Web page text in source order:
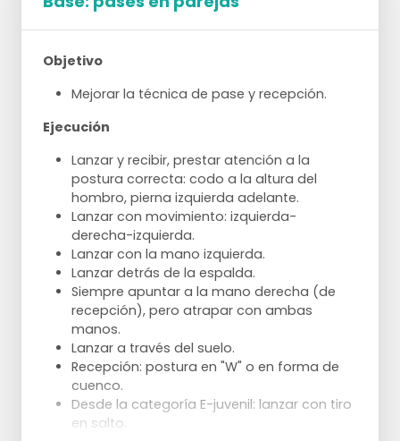
Objetivo
Mejorar la técnica de pase y recepción.
Ejecución
Lanzar y recibir, prestar atención a la
postura correcta: codo a la altura del
hombro, pierna izquierda adelante.
Lanzar con movimiento: izquierda-
derecha-izquierda.
Lanzar con la mano izquierda.
Lanzar detrás de la espalda.
Siempre apuntar a la mano derecha (de
recepción), pero atrapar con ambas
manos.
Lanzar a través del suelo.
Recepción: postura en "W" o en forma de
cuenco.
Desde la categoría E-juvenil: lanzar con tiro
en salto.